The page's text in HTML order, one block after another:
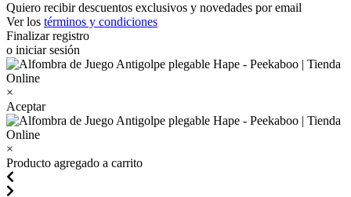
Quiero recibir descuentos exclusivos y novedades por email
Ver los términos y condiciones
Finalizar registro
o iniciar sesión
×
Aceptar
×
Producto agregado a carrito